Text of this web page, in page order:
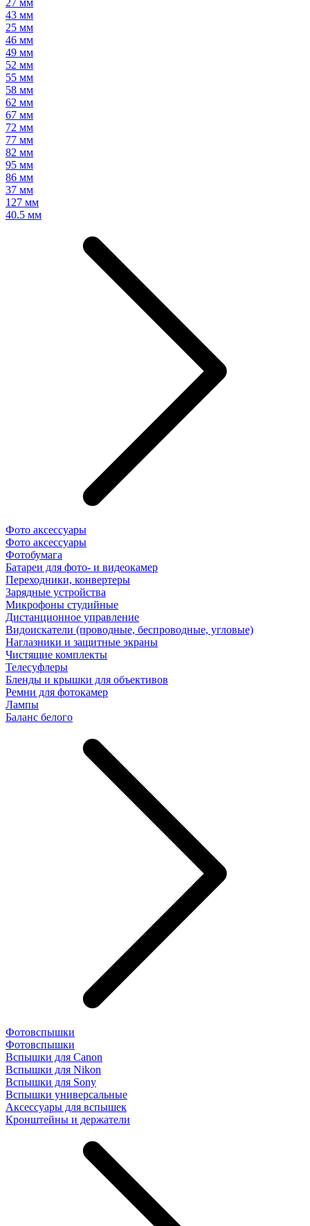
27 мм
43 мм
25 мм
46 мм
49 мм
52 мм
55 мм
58 мм
62 мм
67 мм
72 мм
77 мм
82 мм
95 мм
86 мм
37 мм
127 мм
40.5 мм
Фото аксессуары
Фото аксессуары
Фотобумага
Батареи для фото- и видеокамер
Переходники, конвертеры
Зарядные устройства
Микрофоны студийные
Дистанционное управление
Видоискатели (проводные, беспроводные, угловые)
Наглазники и защитные экраны
Чистящие комплекты
Телесуфлеры
Бленды и крышки для объективов
Ремни для фотокамер
Лампы
Баланс белого
Фотовспышки
Фотовспышки
Вспышки для Canon
Вспышки для Nikon
Вспышки для Sony
Вспышки универсальные
Аксесcуары для вспышек
Кронштейны и держатели